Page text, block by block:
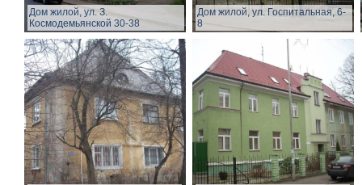
Дом жилой, ул. З.
Космодемьянской 30-38
Дом жилой, ул. Госпитальная, 6-
8